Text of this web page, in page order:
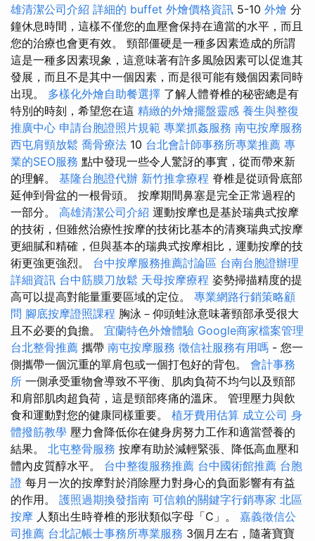
雄清潔公司介紹 詳細的 buffet 外燴價格資訊 5-10 外燴 分
鐘休息時間，這樣不僅您的血壓會保持在適當的水平，而且
您的治療也會更有效。 頸部僵硬是一種多因素造成的所謂
這是一種多因素現象，這意味著有許多風險因素可以促進其
發展，而且不是其中一個因素，而是很可能有幾個因素同時
出現。 多樣化外燴自助餐選擇 了解人體脊椎的秘密總是有
特別的時刻，希望您在這 精緻的外燴擺盤靈感 養生與整復
推廣中心 申請台胞證照片規範 專業抓姦服務 南屯按摩服務
西屯肩頸放鬆 喬骨療法 10 台北會計師事務所專業推薦 專
業的SEO服務 點中發現一些令人驚訝的事實，從而帶來新
的理解。 基隆台胞證代辦 新竹推拿療程 脊椎是從頭骨底部
延伸到骨盆的一根骨頭。 按摩期間鼻塞是完全正常過程的
一部分。 高雄清潔公司介紹 運動按摩也是基於瑞典式按摩
的技術，但雖然治療性按摩的技術比基本的清爽瑞典式按摩
更細膩和精確，但與基本的瑞典式按摩相比，運動按摩的技
術更強更強烈。 台中按摩服務推薦討論區 台南台胞證辦理
詳細資訊 台中筋膜刀放鬆 天母按摩療程 姿勢掃描精度的提
高可以提高對能量重要區域的定位。 專業網路行銷策略顧
問 腳底按摩證照課程 胸泳－仰頭蛙泳意味著頸部承受很大
且不必要的負擔。 宜蘭特色外燴體驗 Google商家檔案管理
台北整骨推薦 攜帶 南屯按摩服務 徵信社服務有用嗎 - 您一
側攜帶一個沉重的單肩包或一個打包好的背包。 會計事務
所 一側承受重物會導致不平衡、肌肉負荷不均勻以及頸部
和肩部肌肉超負荷，這是頸部疼痛的溫床。 管理壓力與飲
食和運動對您的健康同樣重要。 植牙費用估算 成立公司 身
體撥筋教學 壓力會降低你在健身房努力工作和適當營養的
結果。 北屯整骨服務 按摩有助於減輕緊張、降低高血壓和
體內皮質醇水平。 台中整復服務推薦 台中國術館推薦 台胞
證 每月一次的按摩對於消除壓力對身心的負面影響有有益
的作用。 護照過期換發指南 可信賴的關鍵字行銷專家 北區
按摩 人類出生時脊椎的形狀類似字母「C」。 嘉義徵信公
司推薦 台北記帳士事務所專業服務 3個月左右，隨著寶寶